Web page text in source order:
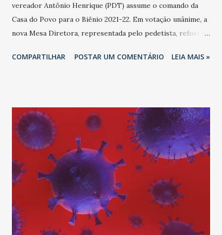
vereador Antônio Henrique (PDT) assume o comando da
Casa do Povo para o Biênio 2021-22. Em votação unânime, a
nova Mesa Diretora, representada pelo pedetista, reforça
população. Antônio Henrique, no discurso de posse,
trabalhos do Legislativo, garantindo a mediação de várias
demandas da população junto ao Executivo. “Há dois anos,
eu subi nesta Tribuna pela primeira vez como presidente
da Câmara Municipal de Fortaleza. Sem dúvida, foi um dos
momentos mais importantes da minha vida como homem
público, porque tinha plena consciência da responsabilidade
de estar aqui, assumindo o comando do Poder Legislativo
Municipal da quinta maior Capital do Brasil. Nosso papel,
como Mesa Diretora, era dar condições para que o amplo
COMPARTILHAR POSTAR UM COMENTÁRIO LEIA MAIS »